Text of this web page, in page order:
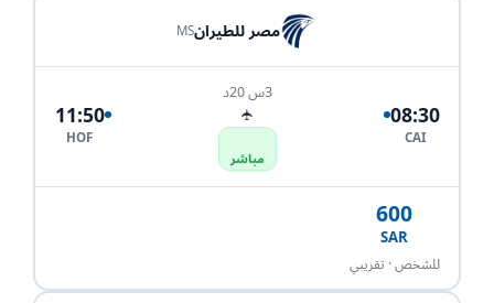
مصر للطيرانMS
08:30
CAI
3س 20د
✈
مباشر
11:50
HOF
600
SAR
للشخص · تقريبي